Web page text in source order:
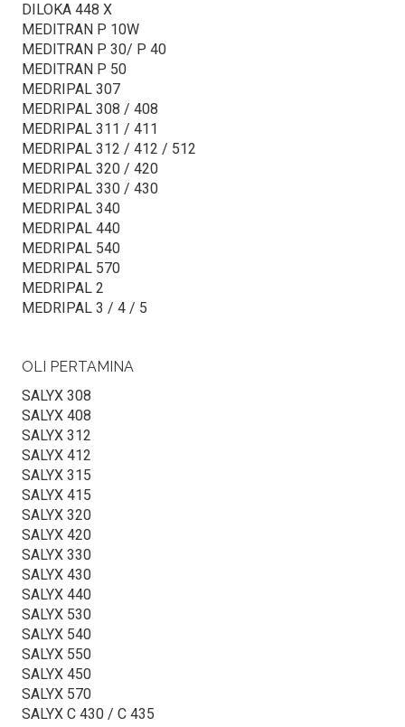
DILOKA 448 X
MEDITRAN P 10W
MEDITRAN P 30/ P 40
MEDITRAN P 50
MEDRIPAL 307
MEDRIPAL 308 / 408
MEDRIPAL 311 / 411
MEDRIPAL 312 / 412 / 512
MEDRIPAL 320 / 420
MEDRIPAL 330 / 430
MEDRIPAL 340
MEDRIPAL 440
MEDRIPAL 540
MEDRIPAL 570
MEDRIPAL 2
MEDRIPAL 3 / 4 / 5
OLI PERTAMINA
SALYX 308
SALYX 408
SALYX 312
SALYX 412
SALYX 315
SALYX 415
SALYX 320
SALYX 420
SALYX 330
SALYX 430
SALYX 440
SALYX 530
SALYX 540
SALYX 550
SALYX 450
SALYX 570
SALYX C 430 / C 435